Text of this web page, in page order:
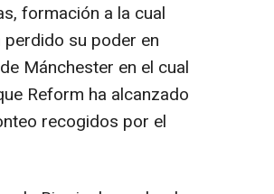
formación a la cual
su poder en
Mánchester en el cual
Reform ha alcanzado
recogidos por el